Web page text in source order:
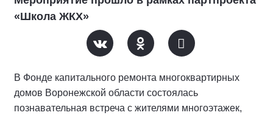
«Школа ЖКХ»
В Фонде капитального ремонта многоквартирных
домов Воронежской области состоялась
познавательная встреча с жителями многоэтажек,